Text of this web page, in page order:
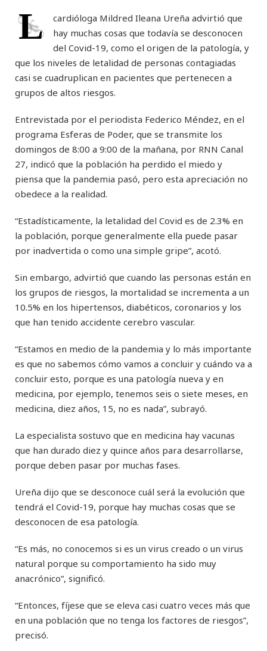
L
cardióloga Mildred Ileana Ureña advirtió que
hay muchas cosas que todavía se desconocen
del Covid-19, como el origen de la patología, y
que los niveles de letalidad de personas contagiadas
casi se cuadruplican en pacientes que pertenecen a
grupos de altos riesgos.
Entrevistada por el periodista Federico Méndez, en el
programa Esferas de Poder, que se transmite los
domingos de 8:00 a 9:00 de la mañana, por RNN Canal
27, indicó que la población ha perdido el miedo y
piensa que la pandemia pasó, pero esta apreciación no
obedece a la realidad.
“Estadísticamente, la letalidad del Covid es de 2.3% en
la población, porque generalmente ella puede pasar
por inadvertida o como una simple gripe”, acotó.
Sin embargo, advirtió que cuando las personas están en
los grupos de riesgos, la mortalidad se incrementa a un
10.5% en los hipertensos, diabéticos, coronarios y los
que han tenido accidente cerebro vascular.
“Estamos en medio de la pandemia y lo más importante
es que no sabemos cómo vamos a concluir y cuándo va a
concluir esto, porque es una patología nueva y en
medicina, por ejemplo, tenemos seis o siete meses, en
medicina, diez años, 15, no es nada”, subrayó.
La especialista sostuvo que en medicina hay vacunas
que han durado diez y quince años para desarrollarse,
porque deben pasar por muchas fases.
Ureña dijo que se desconoce cuál será la evolución que
tendrá el Covid-19, porque hay muchas cosas que se
desconocen de esa patología.
“Es más, no conocemos si es un virus creado o un virus
natural porque su comportamiento ha sido muy
anacrónico”, significó.
“Entonces, fíjese que se eleva casi cuatro veces más que
en una población que no tenga los factores de riesgos”,
precisó.